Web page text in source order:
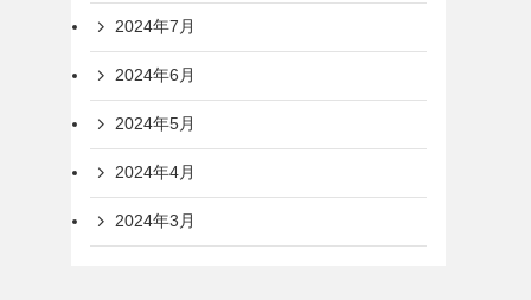
2024年7月
2024年6月
2024年5月
2024年4月
2024年3月